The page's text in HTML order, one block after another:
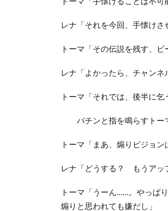
レナ「それを今回、手懐けさ
トーマ「その伝説を残す、
レナ「よかったら、チャンネ
トーマ「それでは、後半に乞
パチンと指を鳴らすトー
トーマ「まあ、煽りビジョン
レナ「どうする？ もうアッ
トーマ「うーん……。やっぱ
煽りと思われても嫌だし」